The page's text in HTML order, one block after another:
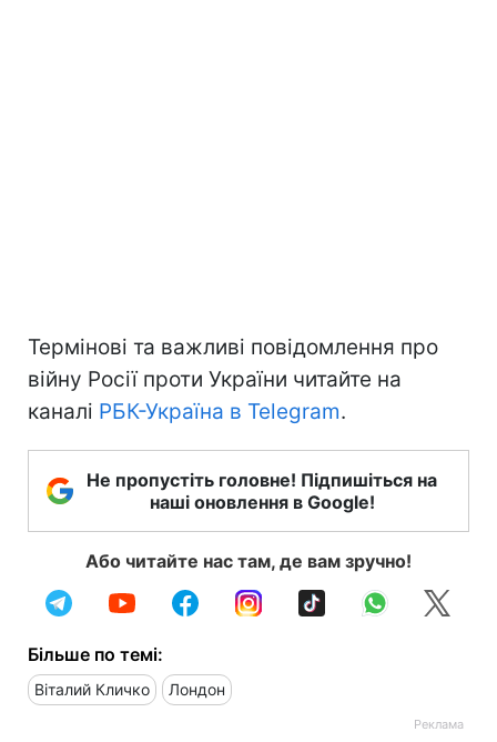
Термінові та важливі повідомлення про
війну Росії проти України читайте на
каналі РБК-Україна в Telegram.
Не пропустіть головне! Підпишіться на
наші оновлення в Google!
Або читайте нас там, де вам зручно!
Більше по темі:
Віталий Кличко Лондон